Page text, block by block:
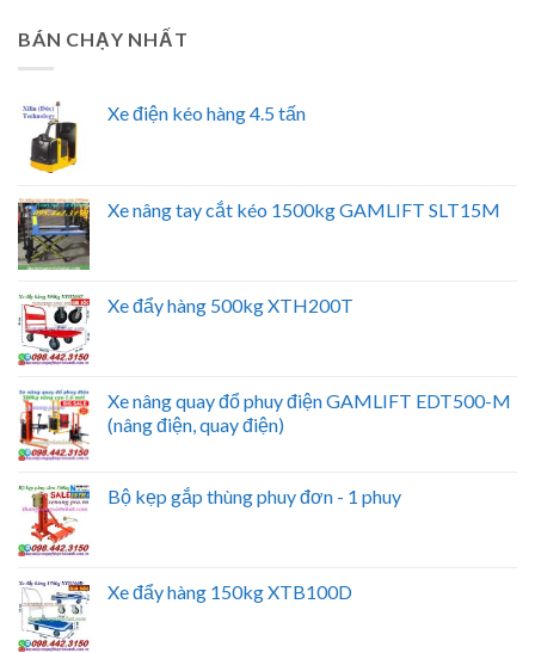
BÁN CHẠY NHẤT
Xe điện kéo hàng 4.5 tấn
Xe nâng tay cắt kéo 1500kg GAMLIFT SLT15M
Xe đẩy hàng 500kg XTH200T
Xe nâng quay đổ phuy điện GAMLIFT EDT500-M
(nâng điện, quay điện)
Bộ kẹp gắp thùng phuy đơn - 1 phuy
Xe đẩy hàng 150kg XTB100D